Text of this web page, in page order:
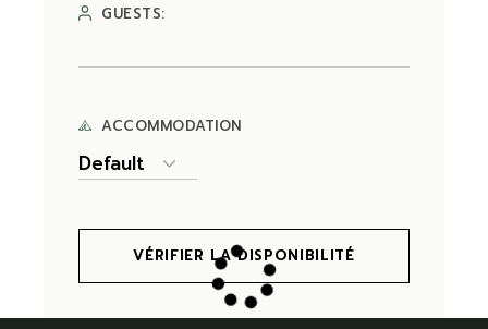
GUESTS:
ACCOMMODATION
VÉRIFIER LA DISPONIBILITÉ